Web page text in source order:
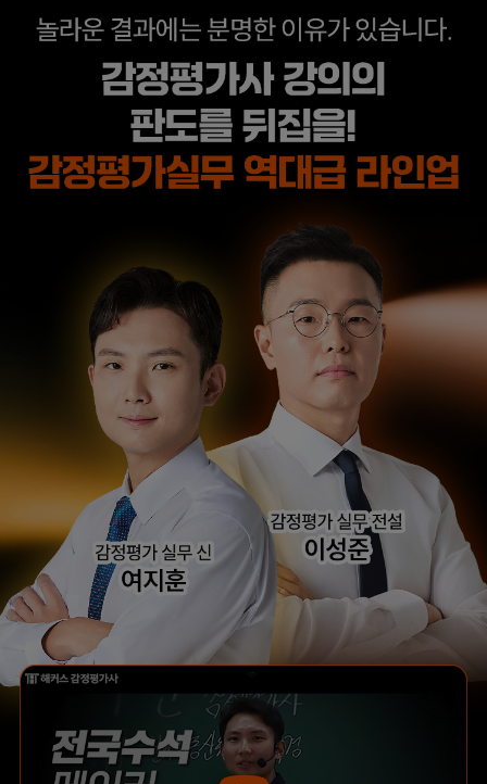
해커스 강사분들의
수업의 퀄리티가
타학원들과 비교하여
남다르다고
합격생 이*헌님
해커스 박지혜
평가사님께서 매 수업
내내 꼼꼼하게
첨삭해주셔서 도움이
많이 되었습니다.
합격생 이*원님
출제하신 동형모의고사
다 풀었는데 적중률
미쳤어요. 시험장에서
깜짝 놀랐습니다.
합격생 소*진님
타학원과 비교했을 때
가격도 합리적이고,
강의 퀄리티가 굉장히
좋아 합격했습니다.
합격생 김*호님
해커스 강의는 타 학원
실무 강의와 달리 문제와
자료를 밀도있게
조합하여 풀 수 있는
방법을 알려주십니다.
해커스에서 시작했으면
더 빨리 합격하지
않았을까 생각하고,
주변 분들에게도
감정평가사 시작은
해커스에서 하라고
추천합니다.
합격생 김*훈님